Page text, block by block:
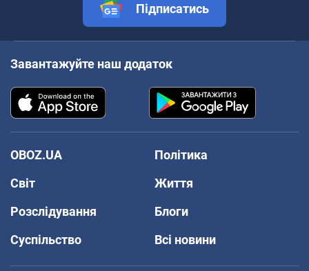
Підписатись
Завантажуйте наш додаток
OBOZ.UA
Політика
Світ
Життя
Розслідування
Блоги
Суспільство
Всі новини